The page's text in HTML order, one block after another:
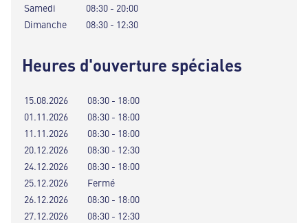
Samedi
08:30 - 20:00
Dimanche
08:30 - 12:30
Heures d'ouverture spéciales
15.08.2026
08:30 - 18:00
01.11.2026
08:30 - 18:00
11.11.2026
08:30 - 18:00
20.12.2026
08:30 - 12:30
24.12.2026
08:30 - 18:00
25.12.2026
Fermé
26.12.2026
08:30 - 18:00
27.12.2026
08:30 - 12:30